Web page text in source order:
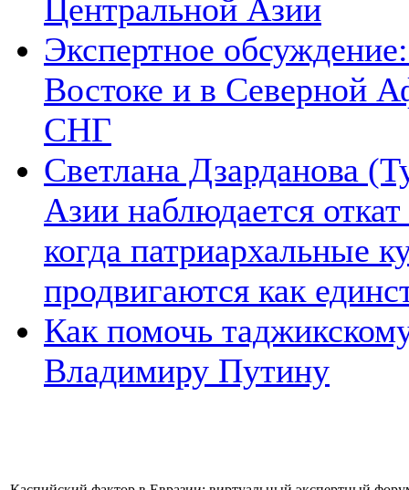
Центральной Азии
Экспертное
Востоке и в Северной
СНГ
Светлана Дзарданова
Азии наблюдается
когда патриархальные
продвигаются как
Как помочь
Владимиру Путину